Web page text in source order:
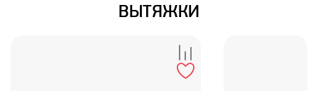
ВЫТЯЖКИ